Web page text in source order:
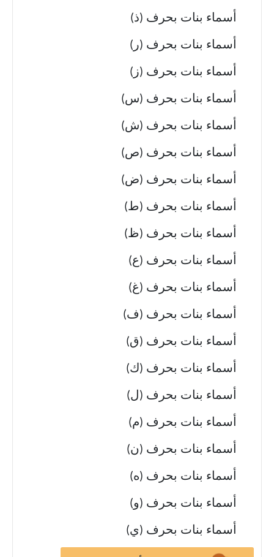
أسماء بنات بحرف (ذ)
أسماء بنات بحرف (ر)
أسماء بنات بحرف (ز)
أسماء بنات بحرف (س)
أسماء بنات بحرف (ش)
أسماء بنات بحرف (ص)
أسماء بنات بحرف (ض)
أسماء بنات بحرف (ط)
أسماء بنات بحرف (ظ)
أسماء بنات بحرف (ع)
أسماء بنات بحرف (غ)
أسماء بنات بحرف (ف)
أسماء بنات بحرف (ق)
أسماء بنات بحرف (ك)
أسماء بنات بحرف (ل)
أسماء بنات بحرف (م)
أسماء بنات بحرف (ن)
أسماء بنات بحرف (ه)
أسماء بنات بحرف (و)
أسماء بنات بحرف (ي)